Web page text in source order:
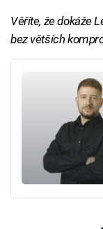
Věříte, že dokáže
bez větších